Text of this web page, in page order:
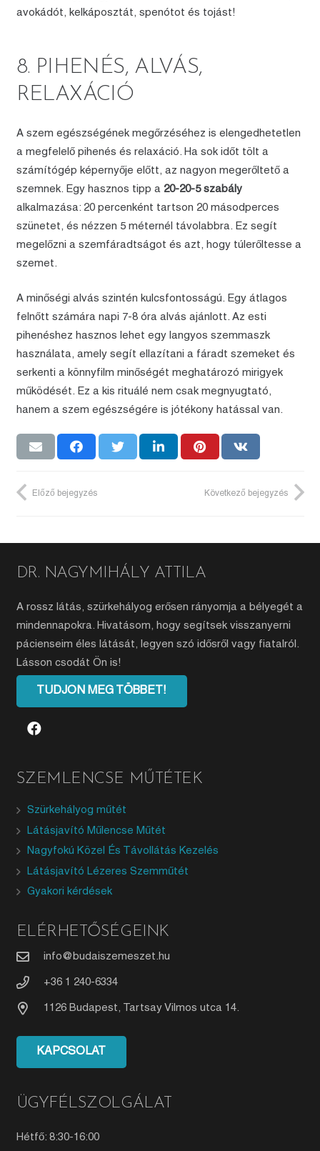
avokádót, kelkáposztát, spenótot és tojást!
8. PIHENÉS, ALVÁS,
RELAXÁCIÓ
A szem egészségének megőrzéséhez is elengedhetetlen
a megfelelő pihenés és relaxáció. Ha sok időt tölt a
számítógép képernyője előtt, az nagyon megerőltető a
szemnek. Egy hasznos tipp a 20-20-5 szabály
alkalmazása: 20 percenként tartson 20 másodperces
szünetet, és nézzen 5 méternél távolabbra. Ez segít
megelőzni a szemfáradtságot és azt, hogy túlerőltesse a
szemet.
A minőségi alvás szintén kulcsfontosságú. Egy átlagos
felnőtt számára napi 7-8 óra alvás ajánlott. Az esti
pihenéshez hasznos lehet egy langyos szemmaszk
használata, amely segít ellazítani a fáradt szemeket és
serkenti a könnyfilm minőségét meghatározó mirigyek
működését. Ez a kis rituálé nem csak megnyugtató,
hanem a szem egészségére is jótékony hatással van.
Előző bejegyzés Következő bejegyzés
DR. NAGYMIHÁLY ATTILA
A rossz látás, szürkehályog erősen rányomja a bélyegét a
mindennapokra. Hivatásom, hogy segítsek visszanyerni
pácienseim éles látását, legyen szó idősről vagy fiatalról.
Lásson csodát Ön is!
TUDJON MEG TÖBBET!
SZEMLENCSE MŰTÉTEK
Szürkehályog műtét
Látásjavító Műlencse Műtét
Nagyfokú Közel És Távollátás Kezelés
Látásjavító Lézeres Szemműtét
Gyakori kérdések
ELÉRHETŐSÉGEINK
info@budaiszemeszet.hu
+36 1 240-6334
1126 Budapest, Tartsay Vilmos utca 14.
KAPCSOLAT
ÜGYFÉLSZOLGÁLAT
Hétfő: 8:30-16:00